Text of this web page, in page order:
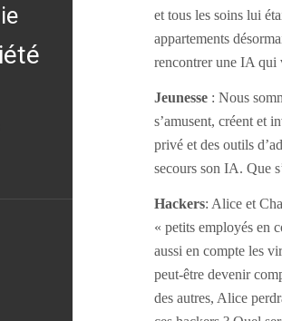
et tous les soins lui
appartements
rencontrer une IA qui
Jeunesse : Nous
s’amusent, créent et
privé et des outils
secours son IA. Que
Hackers: Alice et
« petits employés en
aussi en compte les
peut-être devenir
des autres, Alice